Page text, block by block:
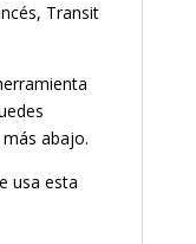
Transit
abajo.
usa esta